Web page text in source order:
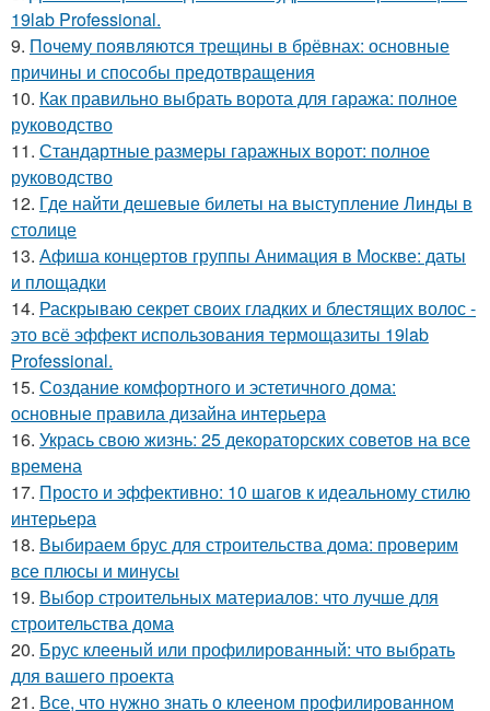
19lab Professional.
9. Почему появляются трещины в брёвнах: основные
причины и способы предотвращения
10. Как правильно выбрать ворота для гаража: полное
руководство
11. Стандартные размеры гаражных ворот: полное
руководство
12. Где найти дешевые билеты на выступление Линды в
столице
13. Афиша концертов группы Анимация в Москве: даты
и площадки
14. Раскрываю секрет своих гладких и блестящих волос -
это всё эффект использования термощазиты 19lab
Professional.
15. Создание комфортного и эстетичного дома:
основные правила дизайна интерьера
16. Укрась свою жизнь: 25 декораторских советов на все
времена
17. Просто и эффективно: 10 шагов к идеальному стилю
интерьера
18. Выбираем брус для строительства дома: проверим
все плюсы и минусы
19. Выбор строительных материалов: что лучше для
строительства дома
20. Брус клееный или профилированный: что выбрать
для вашего проекта
21. Все, что нужно знать о клееном профилированном